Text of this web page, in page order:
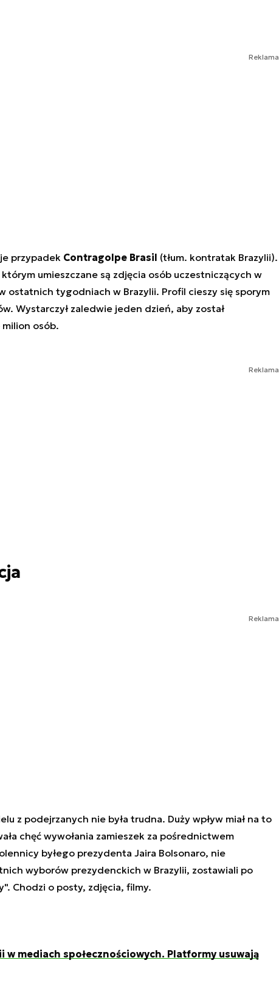
Reklama
przypadek Contragolpe Brasil (tłum. kontratak Brazylii).
umieszczane są zdjęcia osób uczestniczących w
ostatnich tygodniach w Brazylii. Profil cieszy się sporym
Wystarczył zaledwie jeden dzień, aby został
milion osób.
Reklama
Reklama
z podejrzanych nie była trudna. Duży wpływ miał na to
chęć wywołania zamieszek za pośrednictwem
byłego prezydenta Jaira Bolsonaro, nie
wyborów prezydenckich w Brazylii, zostawiali po
Chodzi o posty, zdjęcia, filmy.
w mediach społecznościowych. Platformy usuwają